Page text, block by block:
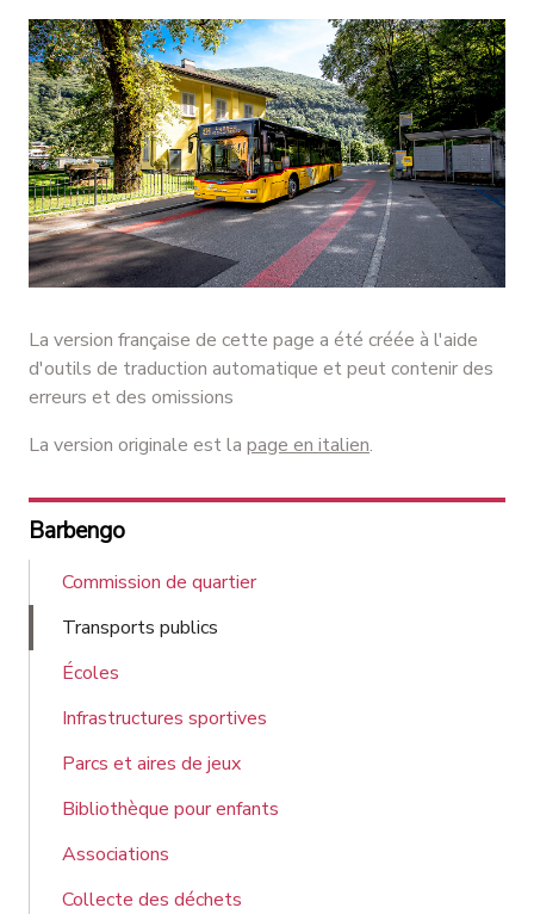
La version française de cette page a été créée à l'aide
d'outils de traduction automatique et peut contenir des
erreurs et des omissions
La version originale est la page en italien.
Barbengo
Commission de quartier
Transports publics
Écoles
Infrastructures sportives
Parcs et aires de jeux
Bibliothèque pour enfants
Associations
Collecte des déchets